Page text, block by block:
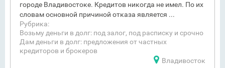
городе Владивостоке. Кредитов никогда не имел. По их
словам основной причиной отказа является ...
Рубрика:
Возьму деньги в долг: под залог, под расписку и срочно
Дам деньги в долг: предложения от частных
кредиторов и брокеров
Владивосток